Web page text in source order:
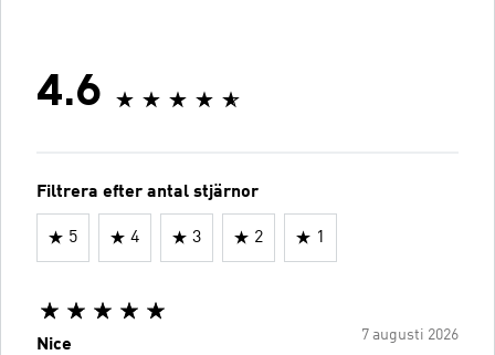
4.6
Filtrera efter antal stjärnor
5 4 3 2 1
7 augusti 2026
Nice